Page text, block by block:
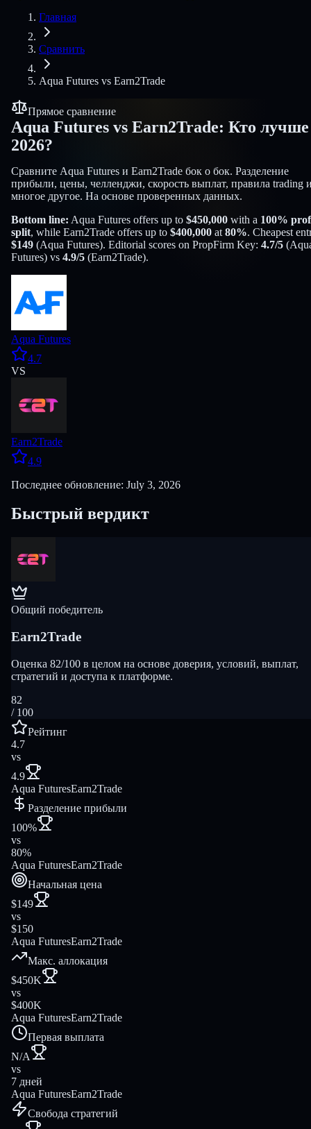
Главная
Сравнить
Aqua Futures vs Earn2Trade
Прямое сравнение
Aqua Futures vs Earn2Trade: Кто
2026?
Сравните Aqua Futures и Earn2Trade бок о бок. Разделение
прибыли, цены, челленджи, скорость выплат, правила trading
многое другое. На основе проверенных данных.
Bottom line: Aqua Futures offers up to $450,000 with a 100%
split, while Earn2Trade offers up to $400,000 at 80%. Cheapest
$149 (Aqua Futures). Editorial scores on PropFirm Key: 4.7/5 (
Futures) vs 4.9/5 (Earn2Trade).
Aqua Futures
4.7
VS
Earn2Trade
4.9
Последнее обновление: July 3, 2026
Быстрый вердикт
Общий победитель
Earn2Trade
Оценка 82/100 в целом на основе доверия, условий, выплат,
стратегий и доступа к платформе.
82
/ 100
Рейтинг
4.7
vs
4.9
Aqua FuturesEarn2Trade
Разделение прибыли
100%
vs
80%
Aqua FuturesEarn2Trade
Начальная цена
$149
vs
$150
Aqua FuturesEarn2Trade
Макс. аллокация
$450K
vs
$400K
Aqua FuturesEarn2Trade
Первая выплата
N/A
vs
7 дней
Aqua FuturesEarn2Trade
Свобода стратегий